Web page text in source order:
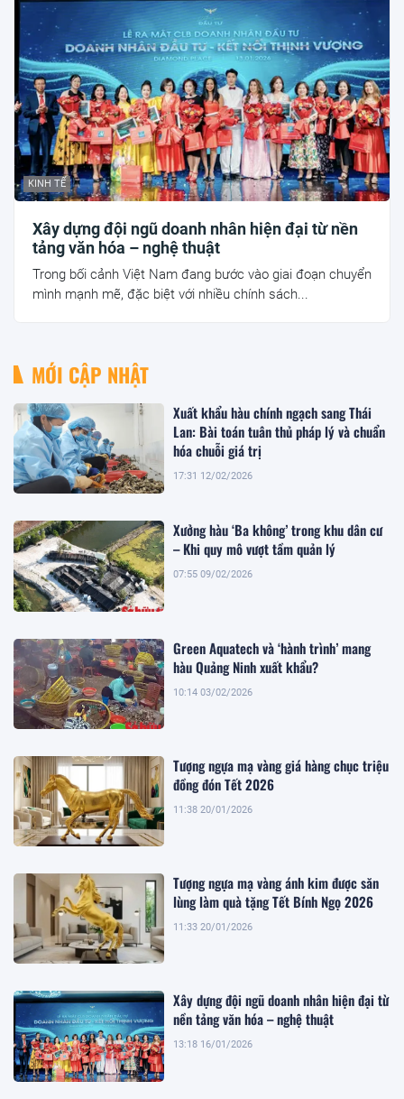
KINH TẾ
Xây dựng đội ngũ doanh nhân hiện đại từ nền
tảng văn hóa – nghệ thuật
Trong bối cảnh Việt Nam đang bước vào giai đoạn chuyển
mình mạnh mẽ, đặc biệt với nhiều chính sách...
MỚI CẬP NHẬT
Xuất khẩu hàu chính ngạch sang Thái
Lan: Bài toán tuân thủ pháp lý và chuẩn
hóa chuỗi giá trị
17:31 12/02/2026
Xưởng hàu ‘Ba không’ trong khu dân cư
– Khi quy mô vượt tầm quản lý
07:55 09/02/2026
Green Aquatech và ‘hành trình’ mang
hàu Quảng Ninh xuất khẩu?
10:14 03/02/2026
Tượng ngựa mạ vàng giá hàng chục triệu
đồng đón Tết 2026
11:38 20/01/2026
Tượng ngựa mạ vàng ánh kim được săn
lùng làm quà tặng Tết Bính Ngọ 2026
11:33 20/01/2026
Xây dựng đội ngũ doanh nhân hiện đại từ
nền tảng văn hóa – nghệ thuật
13:18 16/01/2026